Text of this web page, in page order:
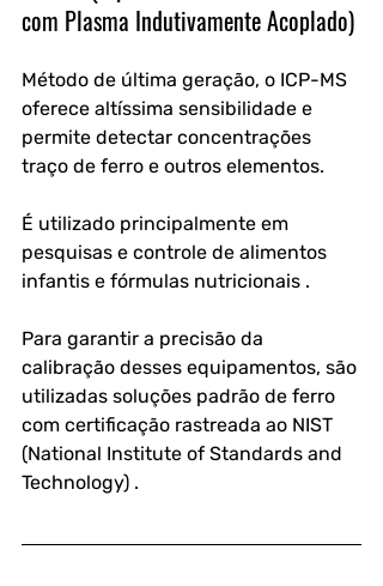
com Plasma Indutivamente Acoplado)
Método de última geração, o ICP-MS
oferece altíssima sensibilidade e
permite detectar concentrações
traço de ferro e outros elementos.
É utilizado principalmente em
pesquisas e controle de alimentos
infantis e fórmulas nutricionais .
Para garantir a precisão da
calibração desses equipamentos, são
utilizadas soluções padrão de ferro
com certificação rastreada ao NIST
(National Institute of Standards and
Technology) .